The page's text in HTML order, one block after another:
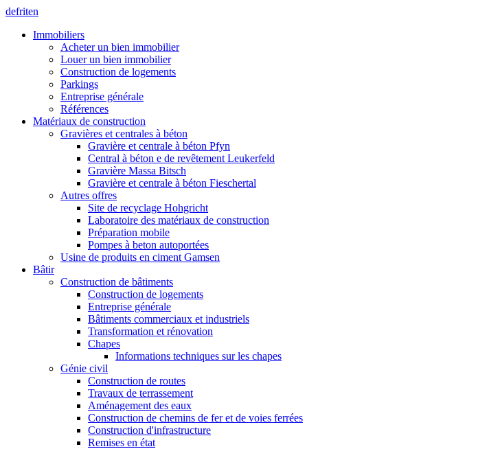
defriten
Immobiliers
Acheter un bien immobilier
Louer un bien immobilier
Construction de logements
Parkings
Entreprise générale
Références
Matériaux de construction
Gravières et centrales à béton
Gravière et centrale à béton Pfyn
Central à béton e de revêtement Leukerfeld
Gravière Massa Bitsch
Gravière et centrale à béton Fieschertal
Autres offres
Site de recyclage Hohgricht
Laboratoire des matériaux de construction
Préparation mobile
Pompes à beton autoportées
Usine de produits en ciment Gamsen
Bâtir
Construction de bâtiments
Construction de logements
Entreprise générale
Bâtiments commerciaux et industriels
Transformation et rénovation
Chapes
Informations techniques sur les chapes
Génie civil
Construction de routes
Travaux de terrassement
Aménagement des eaux
Construction de chemins de fer et de voies ferrées
Construction d'infrastructure
Remises en état